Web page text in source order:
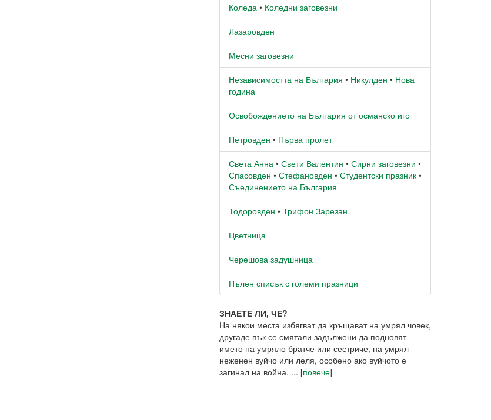
Коледа • Коледни заговезни
Лазаровден
Месни заговезни
Независимостта на България • Никулден • Нова
година
Освобождението на България от османско иго
Петровден • Първа пролет
Света Анна • Свети Валентин • Сирни заговезни •
Спасовден • Стефановден • Студентски празник •
Съединението на България
Тодоровден • Трифон Зарезан
Цветница
Черешова задушница
Пълен списък с големи празници
ЗНАЕТЕ ЛИ, ЧЕ?
На някои места избягват да кръщават на умрял човек,
другаде пък се смятали задължени да подновят
името на умряло братче или сестриче, на умрял
неженен вуйчо или леля, особено ако вуйчото е
загинал на война. ... [повече]